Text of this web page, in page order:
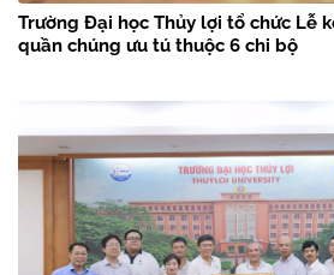
Trường Đại học Thủy lợi tổ chức Lễ
quần chúng ưu tú thuộc 6 chi bộ